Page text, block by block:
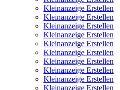
Kleinanzeige Erstellen
Kleinanzeige Erstellen
Kleinanzeige Erstellen
Kleinanzeige Erstellen
Kleinanzeige Erstellen
Kleinanzeige Erstellen
Kleinanzeige Erstellen
Kleinanzeige Erstellen
Kleinanzeige Erstellen
Kleinanzeige Erstellen